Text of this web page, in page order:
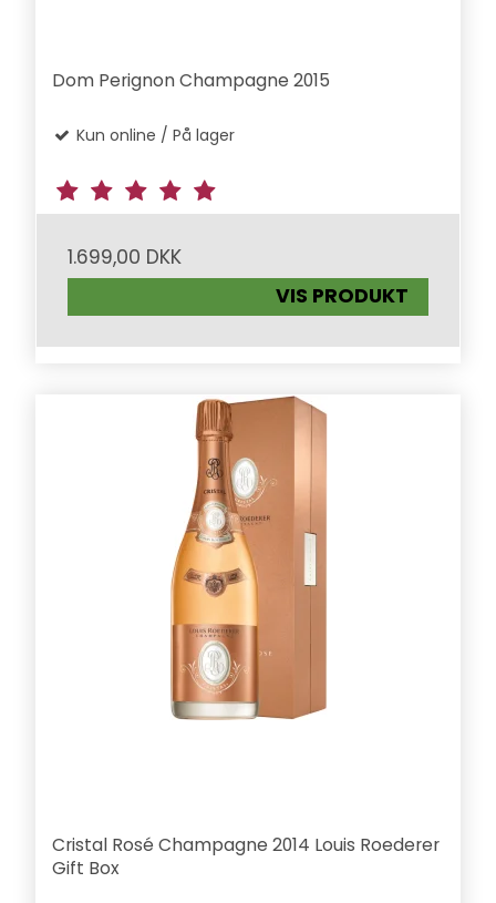
Dom Perignon Champagne 2015
Kun online / På lager
1.699,00 DKK
VIS PRODUKT
Cristal Rosé Champagne 2014 Louis Roederer
Gift Box